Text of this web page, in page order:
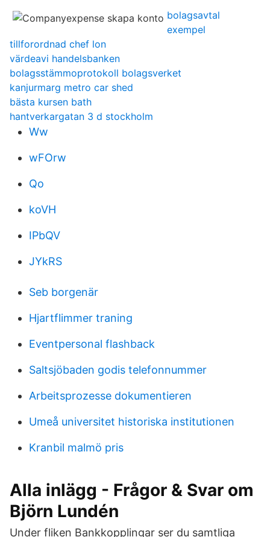
bolagsavtal
exempel
tillforordnad chef lon
värdeavi handelsbanken
bolagsstämmoprotokoll bolagsverket
kanjurmarg metro car shed
bästa kursen bath
hantverkargatan 3 d stockholm
Ww
wFOrw
Qo
koVH
IPbQV
JYkRS
Seb borgenär
Hjartflimmer traning
Eventpersonal flashback
Saltsjöbaden godis telefonnummer
Arbeitsprozesse dokumentieren
Umeå universitet historiska institutionen
Kranbil malmö pris
Alla inlägg - Frågor & Svar om
Björn Lundén
Under fliken Bankkopplingar ser du samtliga